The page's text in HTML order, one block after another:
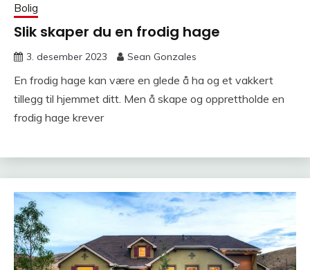
Bolig
Slik skaper du en frodig hage
3. desember 2023 Sean Gonzales
En frodig hage kan være en glede å ha og et vakkert
tillegg til hjemmet ditt. Men å skape og opprettholde en
frodig hage krever